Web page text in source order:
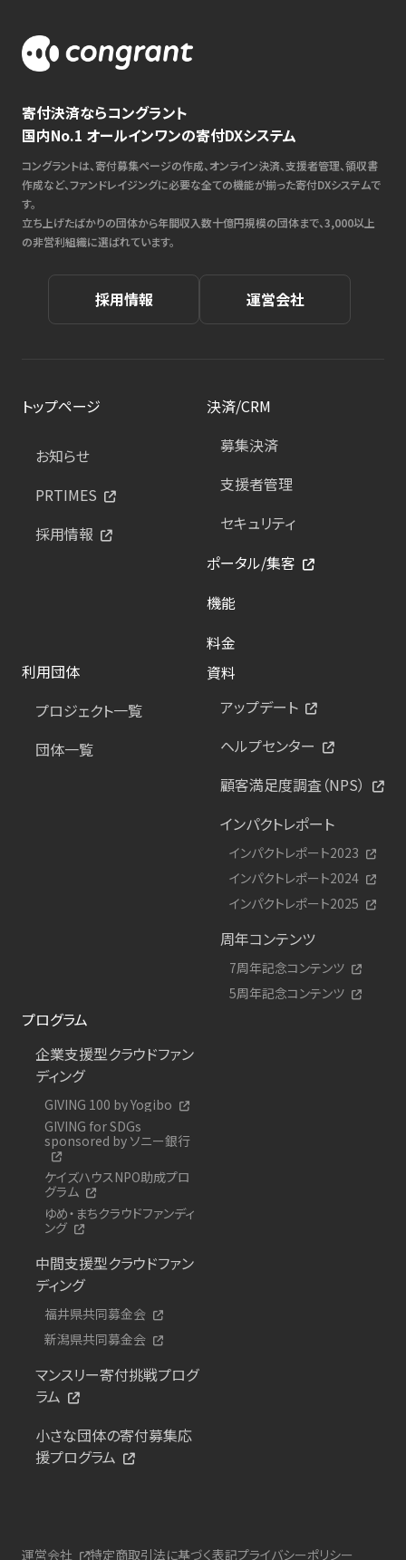
寄付決済ならコングラント
国内No.1 オールインワンの寄付DXシステム
コングラントは、寄付募集ページの作成、オンライン決済、支援者管理、領収書
作成など、ファンドレイジングに必要な全ての機能が揃った寄付DXシステムで
す。
立ち上げたばかりの団体から年間収入数十億円規模の団体まで、3,000以上
の非営利組織に選ばれています。
採用情報 運営会社
トップページ
お知らせ
PRTIMES
採用情報
決済/CRM
募集決済
支援者管理
セキュリティ
ポータル/集客
機能
料金
利用団体
プロジェクト一覧
団体一覧
資料
アップデート
ヘルプセンター
顧客満足度調査（NPS）
インパクトレポート
インパクトレポート2023
インパクトレポート2024
インパクトレポート2025
周年コンテンツ
7周年記念コンテンツ
5周年記念コンテンツ
プログラム
企業支援型クラウドファン
ディング
GIVING 100 by Yogibo
GIVING for SDGs
sponsored by ソニー銀行
ケイズハウスNPO助成プロ
グラム
ゆめ・まちクラウドファンディ
ング
中間支援型クラウドファン
ディング
福井県共同募金会
新潟県共同募金会
マンスリー寄付挑戦プログ
ラム
小さな団体の寄付募集応
援プログラム
運営会社 特定商取引法に基づく表記プライバシーポリシー